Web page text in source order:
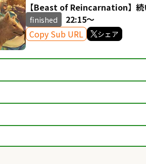
【Beast of Reincarnation】続
finished
22:15～
Copy Sub URL
シェア